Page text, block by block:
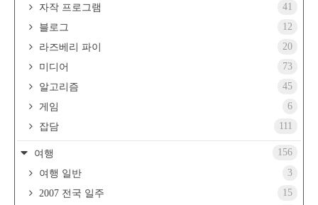
자작 프로그램
41
블로그
12
라즈베리 파이
20
미디어
73
알고리즘
45
게임
6
잡담
111
여행
156
여행 일반
3
2007 전국 일주
15